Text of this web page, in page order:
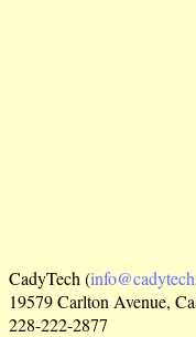
CadyTech (
19579 Carlton Avenue,
228-222-2877